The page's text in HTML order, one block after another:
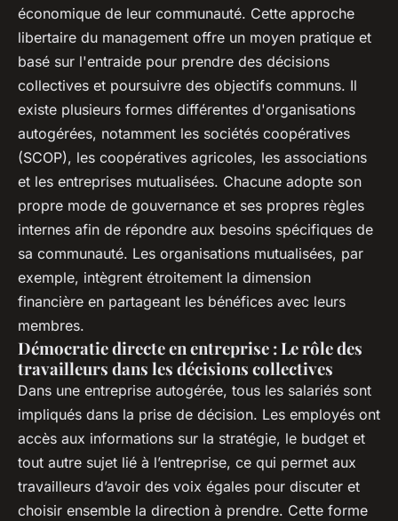
économique de leur communauté. Cette approche
libertaire du management offre un moyen pratique et
basé sur l'entraide pour prendre des décisions
collectives et poursuivre des objectifs communs. Il
existe plusieurs formes différentes d'organisations
autogérées, notamment les sociétés coopératives
(SCOP), les coopératives agricoles, les associations
et les entreprises mutualisées. Chacune adopte son
propre mode de gouvernance et ses propres règles
internes afin de répondre aux besoins spécifiques de
sa communauté. Les organisations mutualisées, par
exemple, intègrent étroitement la dimension
financière en partageant les bénéfices avec leurs
membres.
Démocratie directe en entreprise : Le rôle des
travailleurs dans les décisions collectives
Dans une entreprise autogérée, tous les salariés sont
impliqués dans la prise de décision. Les employés ont
accès aux informations sur la stratégie, le budget et
tout autre sujet lié à l’entreprise, ce qui permet aux
travailleurs d’avoir des voix égales pour discuter et
choisir ensemble la direction à prendre. Cette forme